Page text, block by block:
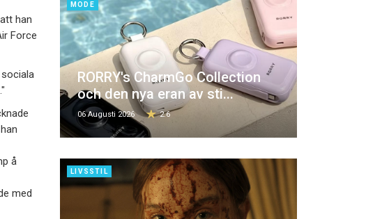
han
Force
å
med
MODE
RORRY's CharmGo Collection
och den nya eran av sti...
06 Augusti 2026 2.6
LIVSSTIL